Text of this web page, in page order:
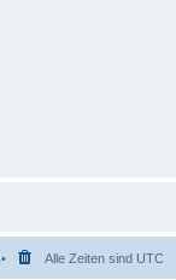
Alle Zeiten sind UTC
•